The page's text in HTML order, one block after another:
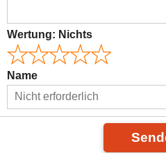
Wertung: Nichts
Name